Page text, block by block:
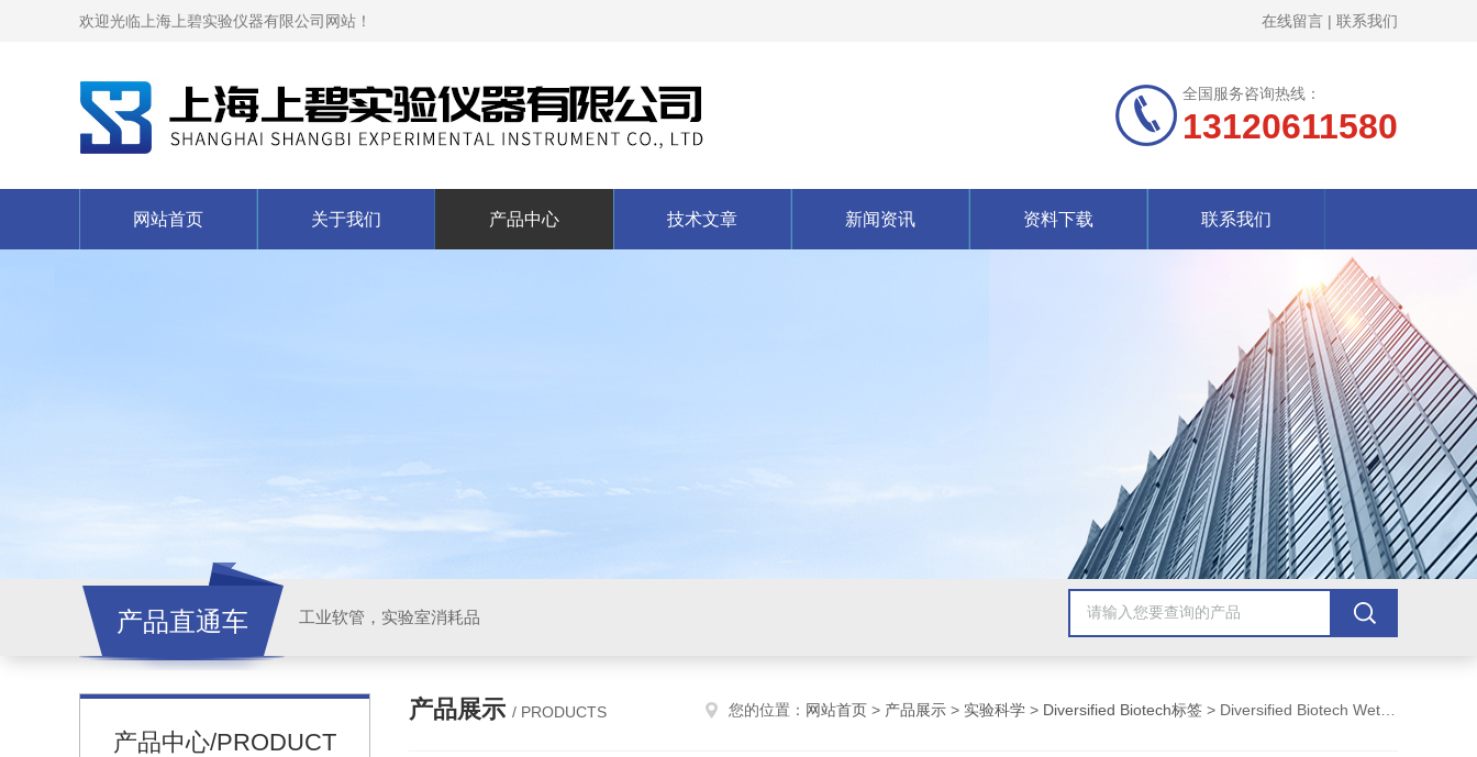
欢迎光临上海上碧实验仪器有限公司网站！ 在线留言 | 联系我们
全国服务咨询热线：
13120611580
网站首页 关于我们 产品中心 技术文章 新闻资讯 资料下载 联系我们
产品直通车 工业软管，实验室消耗品
产品中心/PRODUCT
产品展示 / PRODUCTS 您的位置： 网站首页 > 产品展示 > 实验科学 > Diversified Biotech标签 > Diversified Biotech WetGrip标签(潮湿表面)